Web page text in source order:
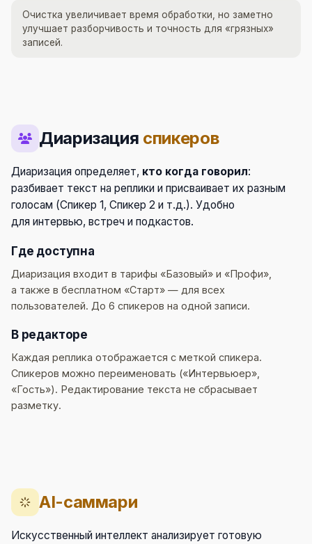
Очистка увеличивает время обработки, но заметно
улучшает разборчивость и точность для «грязных»
записей.
Диаризация спикеров
Диаризация определяет, кто когда говорил:
разбивает текст на реплики и присваивает их разным
голосам (Спикер 1, Спикер 2 и т.д.). Удобно
для интервью, встреч и подкастов.
Где доступна
Диаризация входит в тарифы «Базовый» и «Профи»,
а также в бесплатном «Старт» — для всех
пользователей. До 6 спикеров на одной записи.
В редакторе
Каждая реплика отображается с меткой спикера.
Спикеров можно переименовать («Интервьюер»,
«Гость»). Редактирование текста не сбрасывает
разметку.
AI-саммари
Искусственный интеллект анализирует готовую